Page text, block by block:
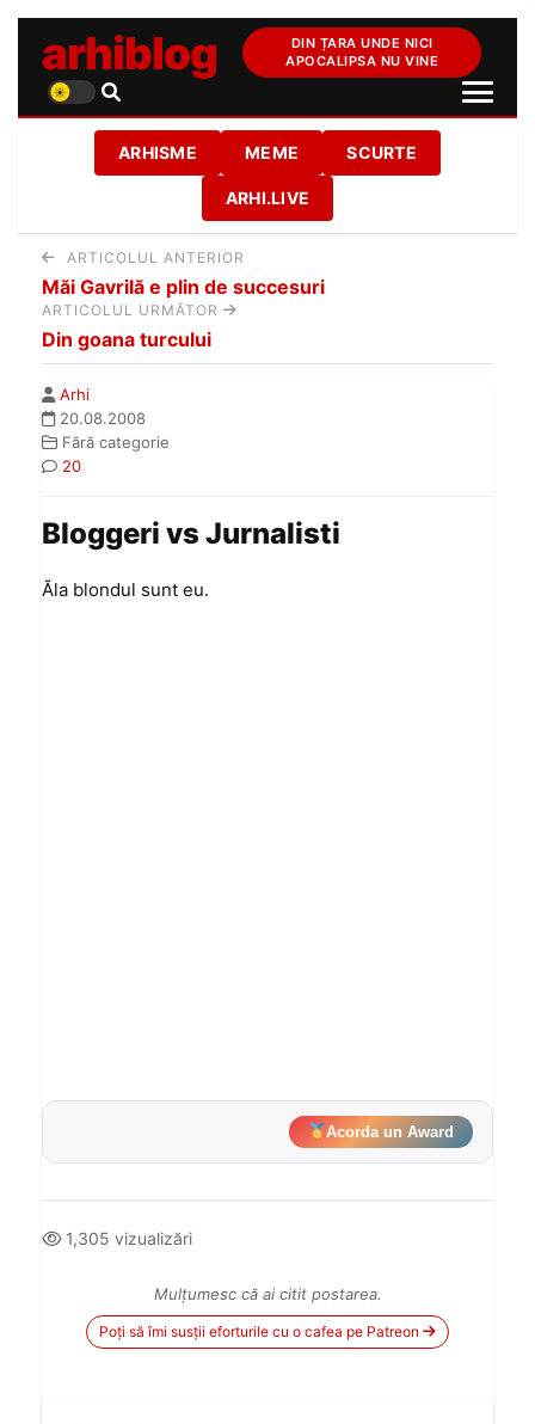
arhiblog
DIN ȚARA UNDE NICI
APOCALIPSA NU VINE
ARHISME MEME SCURTE
ARHI.LIVE
ARTICOLUL ANTERIOR
Măi Gavrilă e plin de succesuri
ARTICOLUL URMĂTOR
Din goana turcului
Arhi
20.08.2008
Fără categorie
20
Bloggeri vs Jurnalisti
Ăla blondul sunt eu.
Acorda un Award
1,305 vizualizări
Mulțumesc că ai citit postarea.
Poți să îmi susții eforturile cu o cafea pe Patreon